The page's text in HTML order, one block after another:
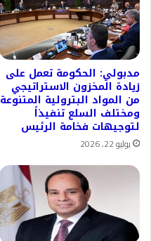
مدبولي: الحكومة تعمل على
زيادة المخزون الاستراتيجي
من المواد البترولية المتنوعة
ومختلف السلع تنفيذاً
لتوجيهات فخامة الرئيس
يوليو 22, 2026